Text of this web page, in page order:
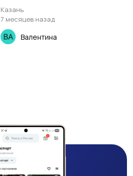
Казань
7 месяцев назад
Валентина